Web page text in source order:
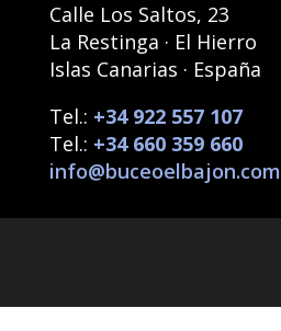
Calle Los Saltos, 23
La Restinga · El Hierro
Islas Canarias · España
Tel.: +34 922 557 107
Tel.: +34 660 359 660
info@buceoelbajon.com